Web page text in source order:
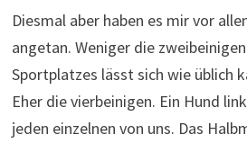
Diesmal aber haben es mir vor
angetan. Weniger die
Sportplatzes lässt sich wie üblich
Eher die vierbeinigen. Ein Hund
jeden einzelnen von uns. Das